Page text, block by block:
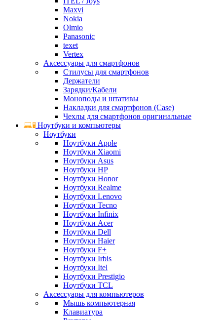
Maxvi
Nokia
Olmio
Panasonic
texet
Vertex
Аксессуары для смартфонов
Стилусы для смартфонов
Держатели
Зарядки/Кабели
Моноподы и штативы
Накладки для смартфонов (Case)
Чехлы для смартфонов оригинальные
Ноутбуки и компьютеры
Ноутбуки
Ноутбуки Apple
Ноутбуки Xiaomi
Ноутбуки Asus
Ноутбуки HP
Ноутбуки Honor
Ноутбуки Realme
Ноутбуки Lenovo
Ноутбуки Tecno
Ноутбуки Infinix
Ноутбуки Acer
Ноутбуки Dell
Ноутбуки Haier
Ноутбуки F+
Ноутбуки Irbis
Ноутбуки Itel
Ноутбуки Prestigio
Ноутбуки TCL
Аксессуары для компьютеров
Мышь компьютерная
Клавиатура